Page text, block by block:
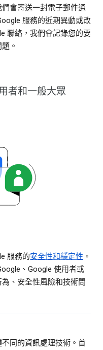
會寄送一封電子郵件通
服務的近期異動或改
聯絡，我們會記錄您的要
。
者和一般大眾
服務的安全性和穩定性 。
、Google 使用者或
、安全性風險和技術問
同的資訊處理技術。首